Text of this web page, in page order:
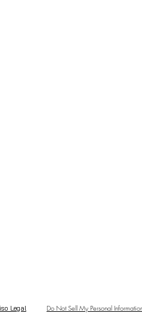
Legal Do Not Sell My Personal